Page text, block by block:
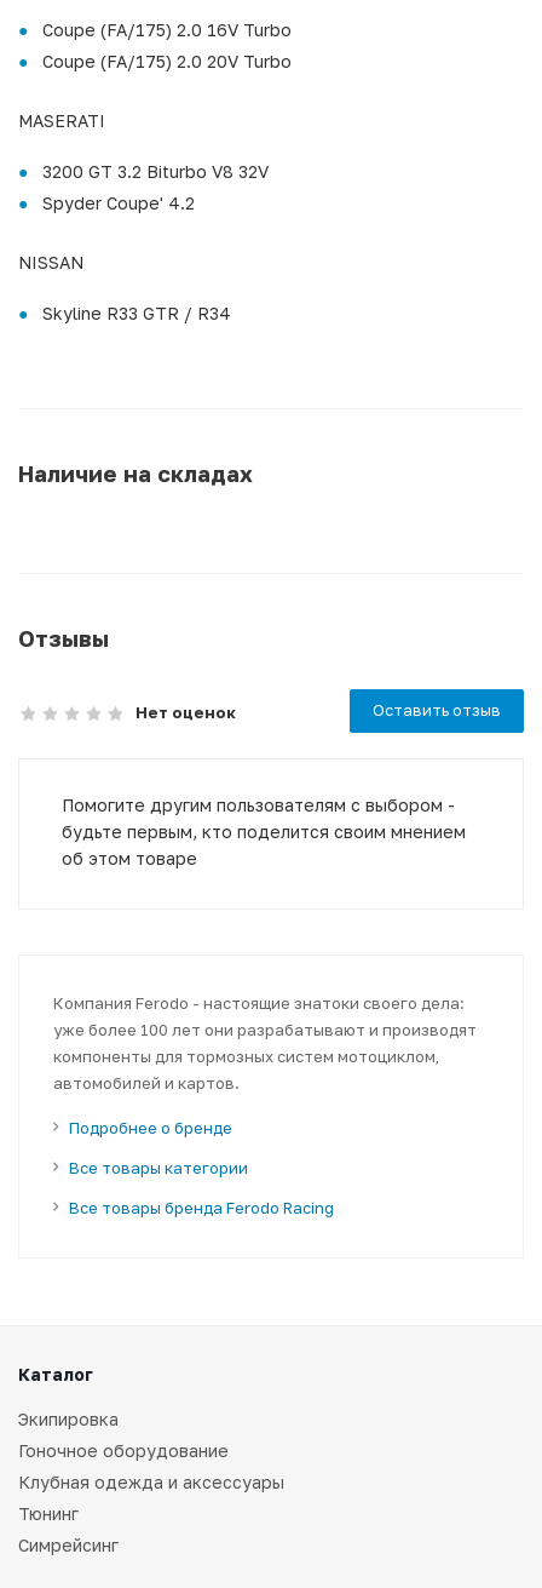
Coupe (FA/175) 2.0 16V Turbo
Coupe (FA/175) 2.0 20V Turbo
MASERATI
3200 GT 3.2 Biturbo V8 32V
Spyder Coupe' 4.2
NISSAN
Skyline R33 GTR / R34
Наличие на складах
Отзывы
Нет оценок Оставить отзыв
Помогите другим пользователям с выбором -
будьте первым, кто поделится своим мнением
об этом товаре
Компания Ferodo - настоящие знатоки своего дела:
уже более 100 лет они разрабатывают и производят
компоненты для тормозных систем мотоциклом,
автомобилей и картов.
Подробнее о бренде
Все товары категории
Все товары бренда Ferodo Racing
Каталог
Экипировка
Гоночное оборудование
Клубная одежда и аксессуары
Тюнинг
Симрейсинг